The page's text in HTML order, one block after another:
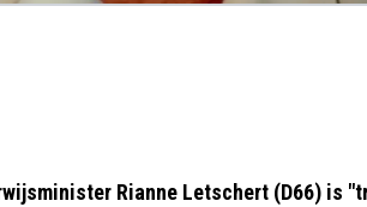
Rianne Letschert (D66) is